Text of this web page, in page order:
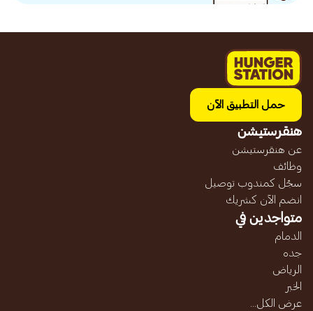
حمل التطبيق الآن
هنقرستيشن
عن هنقرستيشن
وظائف
سجّل كمندوب توصيل
انضم الآن كشريك
متواجدين في
الدمام
جده
الرياض
الخبر
عرض الكل...